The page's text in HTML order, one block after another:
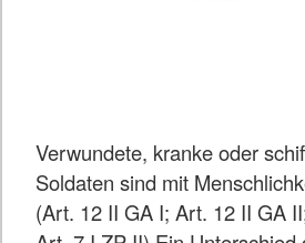
Verwundete, kranke oder
Soldaten sind mit
(Art. 12 II GA I; Art. 12 II GA